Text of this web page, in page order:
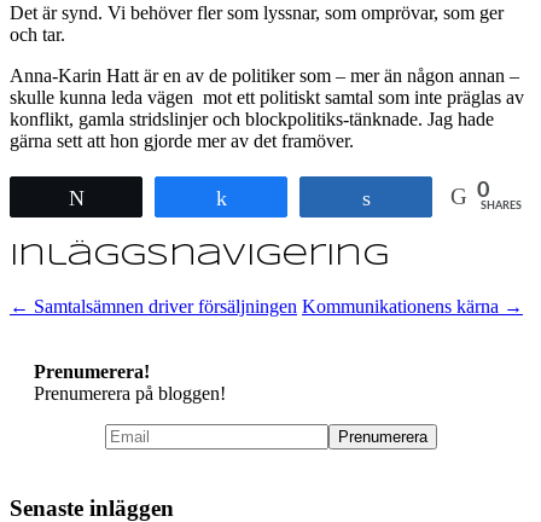
Det är synd. Vi behöver fler som lyssnar, som omprövar, som ger
och tar.
Anna-Karin Hatt är en av de politiker som – mer än någon annan –
skulle kunna leda vägen mot ett politiskt samtal som inte präglas av
konflikt, gamla stridslinjer och blockpolitiks-tänknade. Jag hade
gärna sett att hon gjorde mer av det framöver.
0
SHARES
Inläggsnavigering
← Samtalsämnen driver försäljningen Kommunikationens kärna →
Prenumerera!
Prenumerera på bloggen!
Senaste inläggen